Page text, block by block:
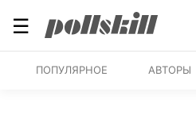
☰
ПОПУЛЯРНОЕ АВТОРЫ